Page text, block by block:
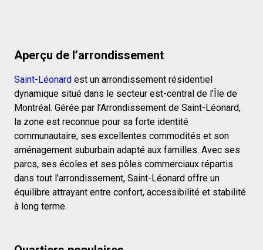
Aperçu de l’arrondissement
Saint-Léonard est un arrondissement résidentiel
dynamique situé dans le secteur est-central de l’Île de
Montréal. Gérée par l’Arrondissement de Saint-Léonard,
la zone est reconnue pour sa forte identité
communautaire, ses excellentes commodités et son
aménagement suburbain adapté aux familles. Avec ses
parcs, ses écoles et ses pôles commerciaux répartis
dans tout l’arrondissement, Saint-Léonard offre un
équilibre attrayant entre confort, accessibilité et stabilité
à long terme.